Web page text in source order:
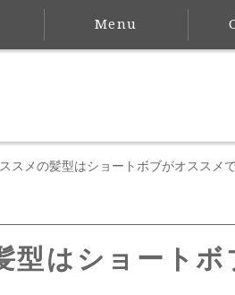
Menu
スメの髪型はショートボブがオススメで
型はショートボ